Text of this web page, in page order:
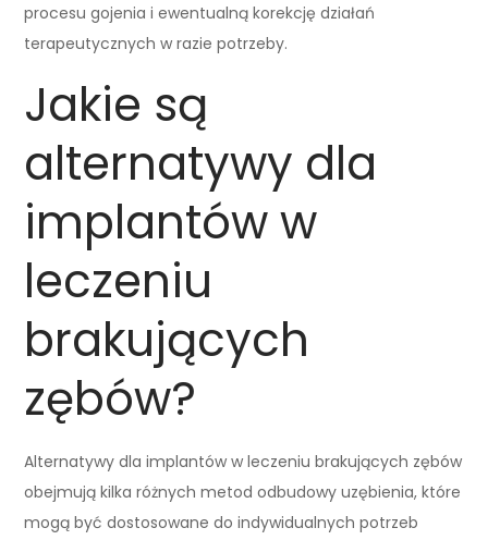
procesu gojenia i ewentualną korekcję działań
terapeutycznych w razie potrzeby.
Jakie są
alternatywy dla
implantów w
leczeniu
brakujących
zębów?
Alternatywy dla implantów w leczeniu brakujących zębów
obejmują kilka różnych metod odbudowy uzębienia, które
mogą być dostosowane do indywidualnych potrzeb